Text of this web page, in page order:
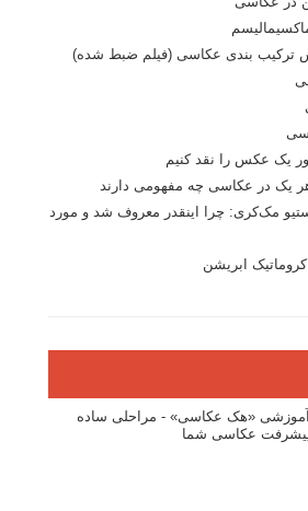
ترکیب بندی عکاسی (فیلم ضبط شده)
یک عکس را نقد کنیم
هر یک در عکاسی چه مفهومی دارند
مک‌کری: چرا اینقدر معروف شد و مورد
ابریشن
«هک عکاسی» - مراحلی ساده
عکاسی شما